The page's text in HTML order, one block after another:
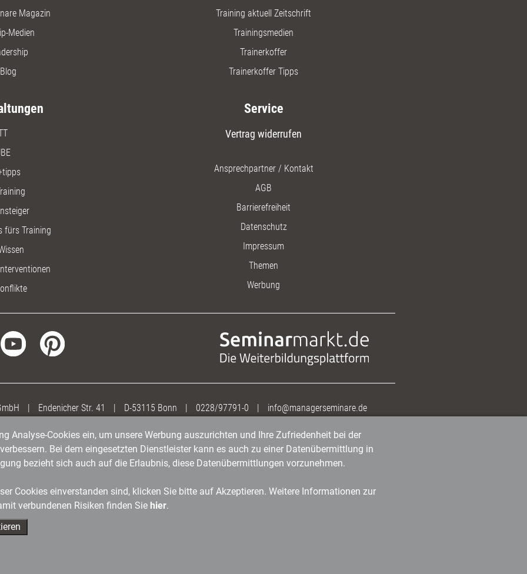
Magazin
Medien
Training aktuell Zeitschrift
Trainingsmedien
Trainerkoffer
Trainerkoffer Tipps
fürs Training
Service
Vertrag widerrufen
Ansprechpartner / Kontakt
AGB
Barrierefreiheit
Datenschutz
Impressum
Themen
Werbung
| Endenicher Str. 41 | D-53115 Bonn | 0228/97791-0 | info@managerseminare.de
Analyse-Cookies ein, um unsere Werbung auszurichten und Ihre Zufriedenheit bei der
Bei dem eingesetzten Dienstleister kann es auch zu einer Datenübermittlung in
bezieht sich auch auf die Erlaubnis, diese Datenübermittlungen vorzunehmen.
Cookies einverstanden sind, klicken Sie bitte auf Akzeptieren. Weitere Informationen zur
verbundenen Risiken finden Sie hier.